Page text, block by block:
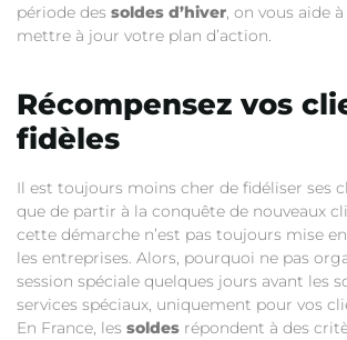
période des soldes d’hiver, on vous aide
mettre à jour votre plan d’action.
Récompensez vos
fidèles
Il est toujours moins cher de fidéliser ses
que de partir à la conquête de nouveaux
cette démarche n’est pas toujours mise
les entreprises. Alors, pourquoi ne pas
session spéciale quelques jours avant les
services spéciaux, uniquement pour vos
En France, les soldes répondent à des